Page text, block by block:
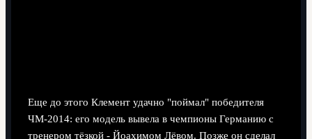
Еще до этого Клемент удачно "поймал" победителя
ЧМ-2014: его модель вывела в чемпионы Германию с
тренером тёзкой - Йоахимом Лёвом. Позже он сделал